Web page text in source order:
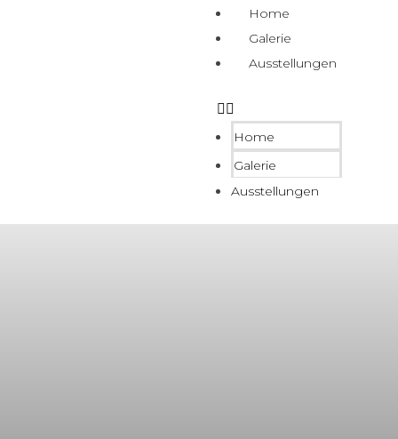
Home
Galerie
Ausstellungen
Home
Galerie
Ausstellungen